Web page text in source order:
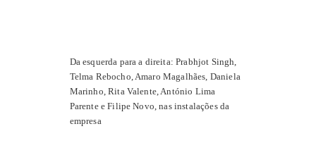
Da esquerda para a direita: Prabhjot Singh,
Telma Rebocho, Amaro Magalhães, Daniela
Marinho, Rita Valente, António Lima
Parente e Filipe Novo, nas instalações da
empresa